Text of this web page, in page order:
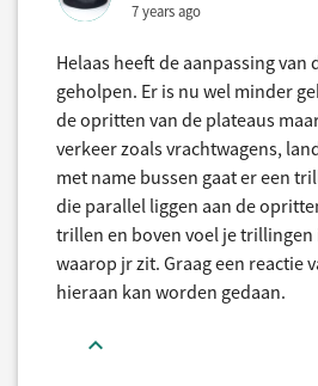
7 years ago
Helaas heeft de aanpassing van
geholpen. Er is nu wel minder
de opritten van de plateaus
verkeer zoals vrachtwagens,
met name bussen gaat er een
die parallel liggen aan de
trillen en boven voel je
waarop jr zit. Graag een reactie
hieraan kan worden gedaan.